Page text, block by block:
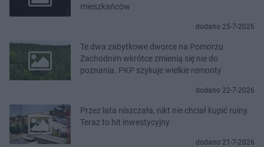
mieszkańców
dodano 25-7-2026
Te dwa zabytkowe dworce na Pomorzu
Zachodnim wkrótce zmienią się nie do
poznania. PKP szykuje wielkie remonty
dodano 22-7-2026
Przez lata niszczała, nikt nie chciał kupić ruiny.
Teraz to hit inwestycyjny
dodano 21-7-2026